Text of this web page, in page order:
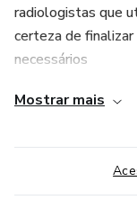
radiologistas que
certeza de
necessários
Integração e-Vol
template
arquivos em PDF
Mostrar mais